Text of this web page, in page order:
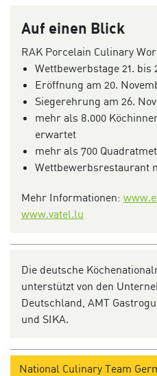
Auf einen Blick
RAK Porcelain Culinary
Wettbewerbstage 21. bis
Eröffnung am 20.
Siegerehrung am 26.
mehr als 8.000
erwartet
mehr als 700
Wettbewerbsrestaurant
Mehr Informationen:
www.vatel.lu
Die deutsche
unterstützt von den
Deutschland, AMT
und SIKA.
National Culinary Team